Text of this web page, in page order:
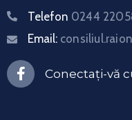
Telefon 0244
Email:
Conectați-vă